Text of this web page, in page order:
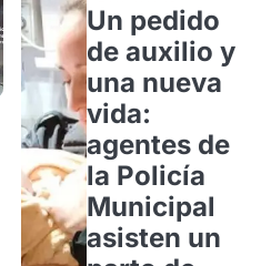
Un pedido
de auxilio y
una nueva
vida:
agentes de
la Policía
Municipal
asisten un